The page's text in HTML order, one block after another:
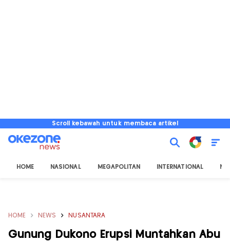
Scroll kebawah untuk membaca artikel
HOME NASIONAL MEGAPOLITAN INTERNATIONAL
HOME NEWS NUSANTARA
Gunung Dukono Erupsi Muntahkan Abu